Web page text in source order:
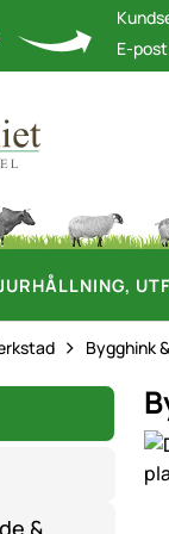
E-
Bygghink
&